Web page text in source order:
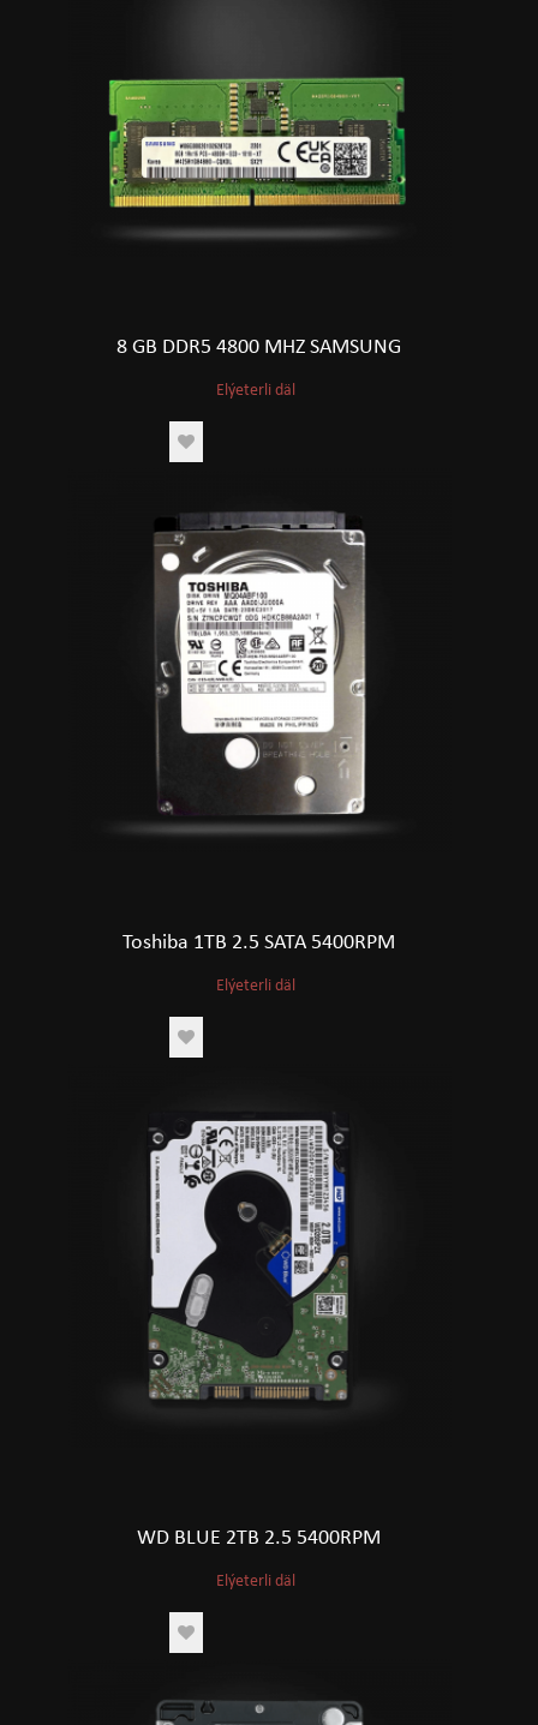
8 GB DDR5 4800 MHZ SAMSUNG
Elýeterli däl
Toshiba 1TB 2.5 SATA 5400RPM
Elýeterli däl
WD BLUE 2TB 2.5 5400RPM
Elýeterli däl